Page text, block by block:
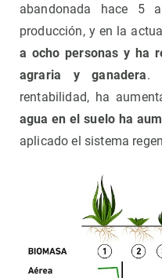
abandonada hace 5
producción, y en la
a ocho personas y ha
agraria y ganadera.
rentabilidad, ha
agua en el suelo ha
aplicado el sistema